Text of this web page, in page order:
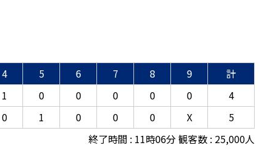
4 5 6 7 8 9
計
1 0 0 0 0 0
4
0 1 0 0 0 X
5
終了時間 : 11時06分 観客数 : 25,000人